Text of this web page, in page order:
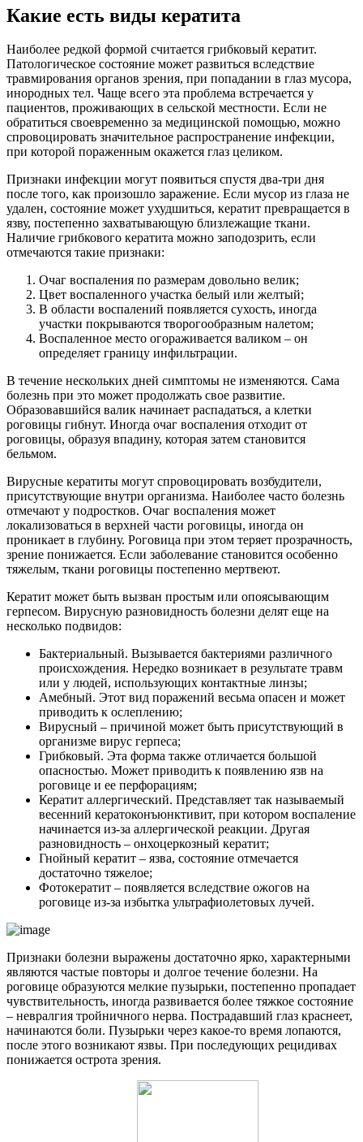
Какие есть виды кератита
Наиболее редкой формой считается грибковый кератит.
Патологическое состояние может развиться вследствие
травмирования органов зрения, при попадании в глаз мусора,
инородных тел. Чаще всего эта проблема встречается у
пациентов, проживающих в сельской местности. Если не
обратиться своевременно за медицинской помощью, можно
спровоцировать значительное распространение инфекции,
при которой пораженным окажется глаз целиком.
Признаки инфекции могут появиться спустя два-три дня
после того, как произошло заражение. Если мусор из глаза не
удален, состояние может ухудшиться, кератит превращается в
язву, постепенно захватывающую близлежащие ткани.
Наличие грибкового кератита можно заподозрить, если
отмечаются такие признаки:
Очаг воспаления по размерам довольно велик;
Цвет воспаленного участка белый или желтый;
В области воспалений появляется сухость, иногда
участки покрываются творогообразным налетом;
Воспаленное место огораживается валиком – он
определяет границу инфильтрации.
В течение нескольких дней симптомы не изменяются. Сама
болезнь при это может продолжать свое развитие.
Образовавшийся валик начинает распадаться, а клетки
роговицы гибнут. Иногда очаг воспаления отходит от
роговицы, образуя впадину, которая затем становится
бельмом.
Вирусные кератиты могут спровоцировать возбудители,
присутствующие внутри организма. Наиболее часто болезнь
отмечают у подростков. Очаг воспаления может
локализоваться в верхней части роговицы, иногда он
проникает в глубину. Роговица при этом теряет прозрачность,
зрение понижается. Если заболевание становится особенно
тяжелым, ткани роговицы постепенно мертвеют.
Кератит может быть вызван простым или опоясывающим
герпесом. Вирусную разновидность болезни делят еще на
несколько подвидов:
Бактериальный. Вызывается бактериями различного
происхождения. Нередко возникает в результате травм
или у людей, использующих контактные линзы;
Амебный. Этот вид поражений весьма опасен и может
приводить к ослеплению;
Вирусный – причиной может быть присутствующий в
организме вирус герпеса;
Грибковый. Эта форма также отличается большой
опасностью. Может приводить к появлению язв на
роговице и ее перфорациям;
Кератит аллергический. Представляет так называемый
весенний кератоконъюнктивит, при котором воспаление
начинается из-за аллергической реакции. Другая
разновидность – онхоцеркозный кератит;
Гнойный кератит – язва, состояние отмечается
достаточно тяжелое;
Фотокератит – появляется вследствие ожогов на
роговице из-за избытка ультрафиолетовых лучей.
Признаки болезни выражены достаточно ярко, характерными
являются частые повторы и долгое течение болезни. На
роговице образуются мелкие пузырьки, постепенно пропадает
чувствительность, иногда развивается более тяжкое состояние
– невралгия тройничного нерва. Пострадавший глаз краснеет,
начинаются боли. Пузырьки через какое-то время лопаются,
после этого возникают язвы. При последующих рецидивах
понижается острота зрения.